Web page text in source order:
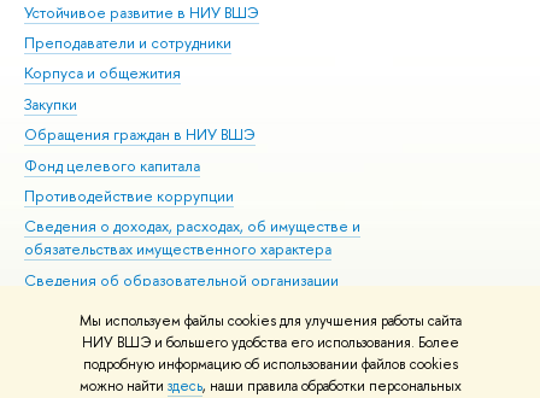
Мы используем файлы cookies для улучшения работы сайта
НИУ ВШЭ и большего удобства его использования. Более
подробную информацию об использовании файлов cookies
можно найти здесь, наши правила обработки персональных
Устойчивое развитие в НИУ ВШЭ
Преподаватели и сотрудники
Корпуса и общежития
Закупки
Обращения граждан в НИУ ВШЭ
Фонд целевого капитала
Противодействие коррупции
Сведения о доходах, расходах, об имуществе и
обязательствах имущественного характера
Сведения об образовательной организации
Людям с ограниченными возможностями здоровья
Единая платежная страница
Работа в Вышке